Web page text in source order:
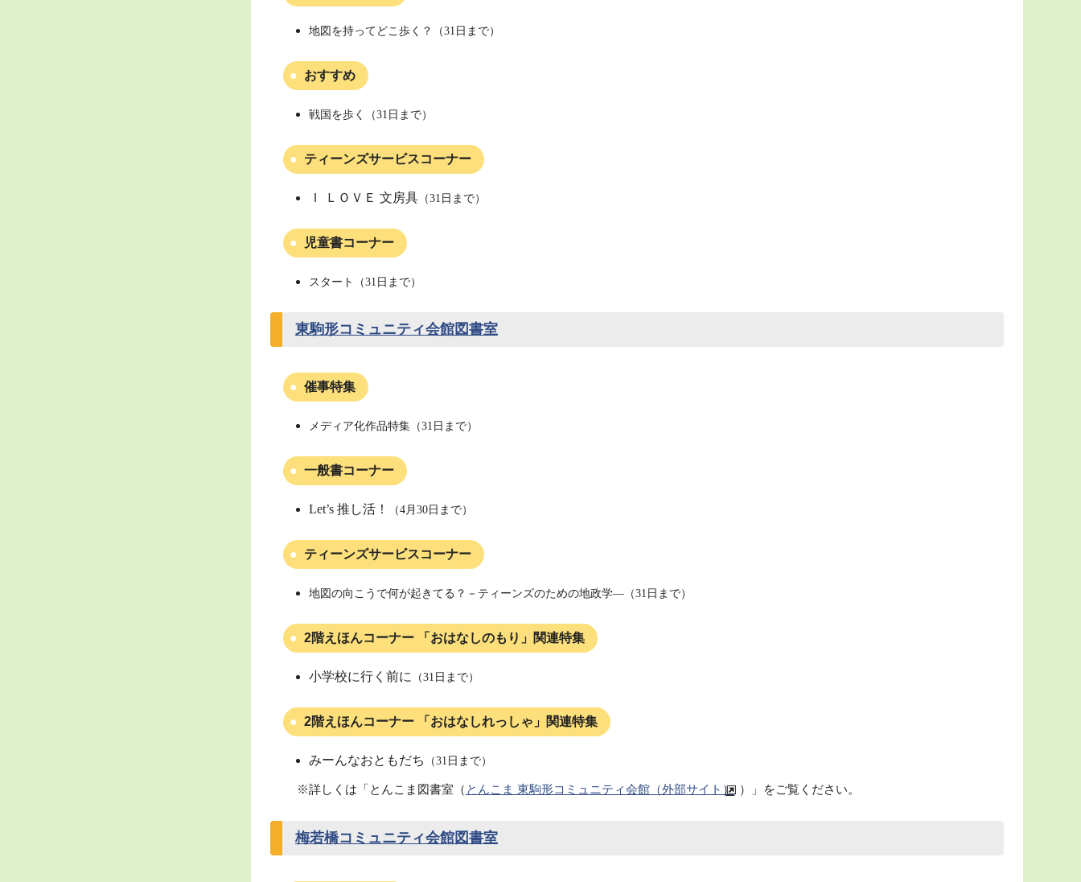
地図を持ってどこ歩く？（31日まで）
おすすめ
戦国を歩く（31日まで）
ティーンズサービスコーナー
Ｉ ＬＯＶＥ 文房具 （31日まで）
児童書コーナー
スタート（31日まで）
東駒形コミュニティ会館図書室
催事特集
メディア化作品特集（31日まで）
一般書コーナー
Let’s 推し活！ （4月30日まで）
ティーンズサービスコーナー
地図の向こうで何が起きてる？－ティーンズのための地政学―（31日まで）
2階えほんコーナー 「おはなしのもり」関連特集
小学校に行く前に （31日まで）
2階えほんコーナー 「おはなしれっしゃ」関連特集
みーんなおともだち （31日まで）
※詳しくは「とんこま図書室（ とんこま 東駒形コミュニティ会館（外部サイト） ）」をご覧ください。
梅若橋コミュニティ会館図書室